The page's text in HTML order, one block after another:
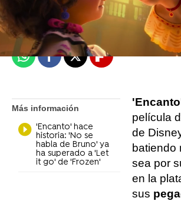
Madrid
Publicado: 03 de febrero de 2022,
WhatsappFacebook
X Flipboard
Más información
'Encanto' hace
historia: 'No se
habla de Bruno' ya
ha superado a 'Let
it go' de 'Frozen'
película
de
batiendo
sea por
en la
sus